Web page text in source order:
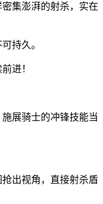
集澎湃的射杀，实在
持久。
进！
展骑士的冲锋技能当
出视角，直接射杀盾